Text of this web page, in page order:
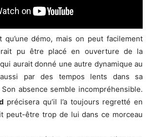
qu’une démo, mais on peut facilement
pu être placé en ouverture de la
aurait donné une autre dynamique au
par des tempos lents dans sa
absence semble incompréhensible.
précisera qu’il l’a toujours regretté en
peut-être trop de lui dans ce morceau